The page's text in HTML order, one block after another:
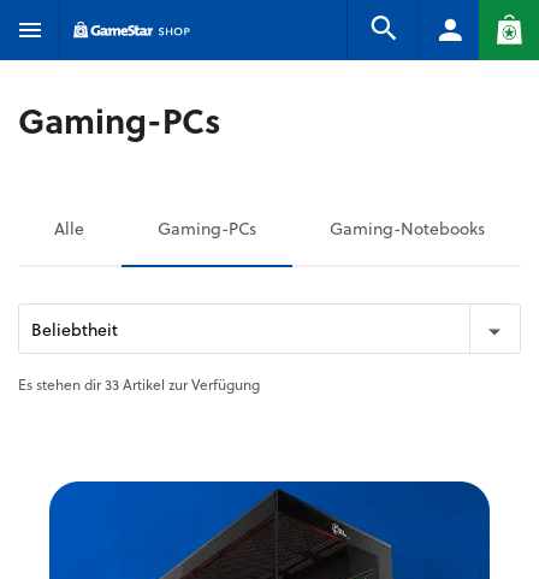
Gaming-PCs
Alle Gaming-PCs Gaming-Notebooks
Beliebtheit
Es stehen dir 33 Artikel zur Verfügung